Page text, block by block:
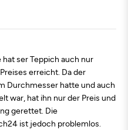
hat ser Teppich auch nur
erreicht. Da der
Durchmesser hatte und auch
war, hat ihn nur der Preis und
gerettet. Die
ist jedoch problemlos.